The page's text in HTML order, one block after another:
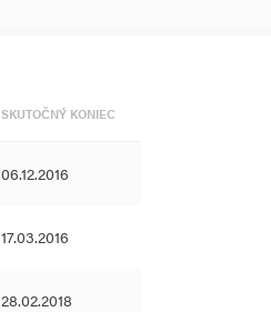
SKUTOČNÝ KONIEC
06.12.2016
17.03.2016
28.02.2018